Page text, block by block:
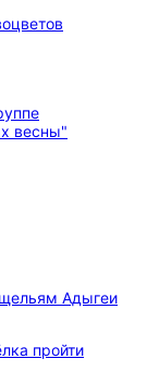
Адыгеи
пройти